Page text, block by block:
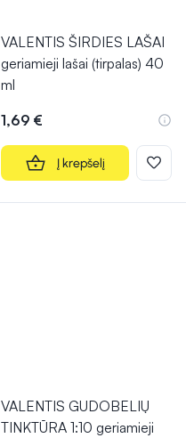
VALENTIS ŠIRDIES LAŠAI
geriamieji lašai (tirpalas) 40
ml
1,69 €
Į krepšelį
VALENTIS GUDOBELIŲ
TINKTŪRA 1:10 geriamieji